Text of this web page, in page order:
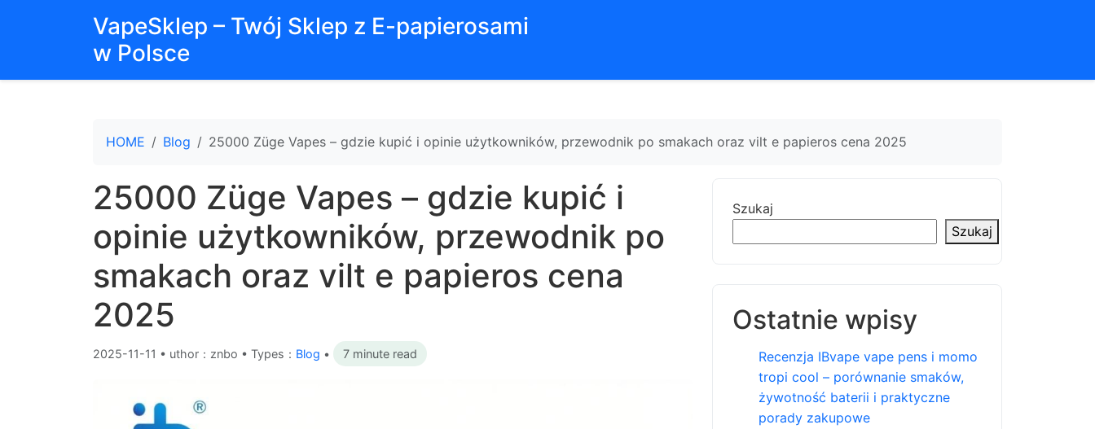
VapeSklep – Twój Sklep z E-papierosami
w Polsce
HOME Blog 25000 Züge Vapes – gdzie kupić i opinie użytkowników, przewodnik po smakach oraz vilt e papieros cena 2025
25000 Züge Vapes – gdzie kupić i
opinie użytkowników, przewodnik po
smakach oraz vilt e papieros cena
2025
2025-11-11 • uthor：znbo • Types： Blog • 7 minute read
Szukaj
Szukaj
Ostatnie wpisy
Recenzja IBvape vape pens i momo
tropi cool – porównanie smaków,
żywotność baterii i praktyczne
porady zakupowe